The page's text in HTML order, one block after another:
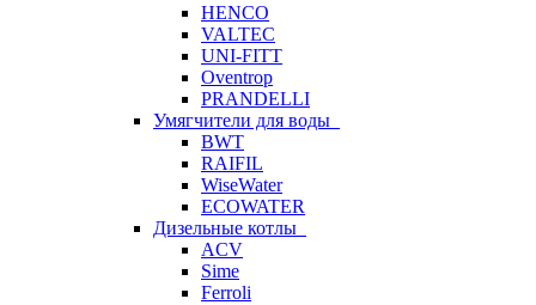
HENCO
VALTEC
UNI-FITT
Oventrop
PRANDELLI
Умягчители для воды
BWT
RAIFIL
WiseWater
ECOWATER
Дизельные котлы
ACV
Sime
Ferroli